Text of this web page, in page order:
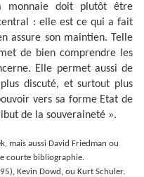
monnaie doit plutôt être
: elle est ce qui a fait
assure son maintien. Telle
de bien comprendre les
Elle permet aussi de
discuté, et surtout plus
vers sa forme Etat de
de la souveraineté ».
mais aussi David Friedman ou
courte bibliographie.
Kevin Dowd, ou Kurt Schuler.